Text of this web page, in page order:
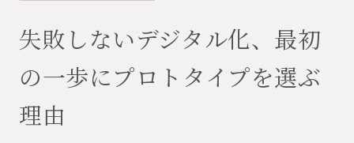
失敗しないデジタル化、最初
の一歩にプロトタイプを選ぶ
理由